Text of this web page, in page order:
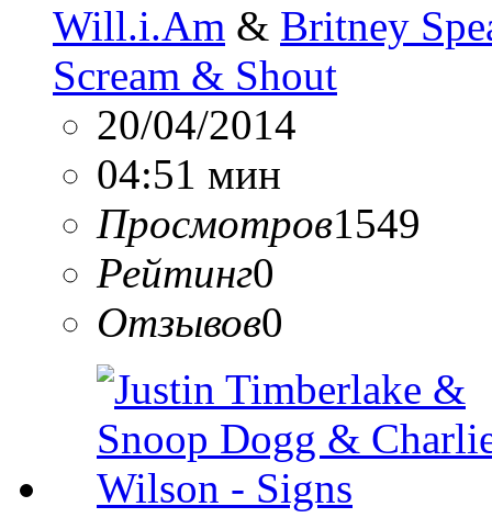
Will.i.Am & Britney
Scream & Shout
20/04/2014
04:51 мин
Просмотров1549
Рейтинг0
Отзывов0